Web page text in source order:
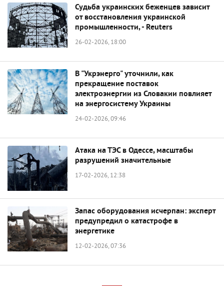
Судьба украинских беженцев зависит
от восстановления украинской
промышленности, - Reuters
26-02-2026, 18:00
В "Укрэнерго" уточнили, как
прекращение поставок
электроэнергии из Словакии повлияет
на энергосистему Украины
24-02-2026, 09:46
Атака на ТЭС в Одессе, масштабы
разрушений значительные
17-02-2026, 12:38
Запас оборудования исчерпан: эксперт
предупредил о катастрофе в
энергетике
12-02-2026, 07:36